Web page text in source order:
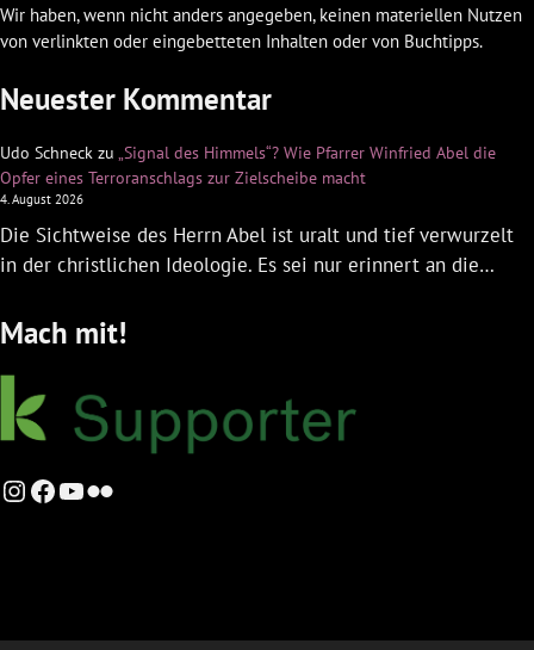
Wir haben, wenn nicht anders angegeben, keinen materiellen Nutzen
von verlinkten oder eingebetteten Inhalten oder von Buchtipps.
Neuester Kommentar
Udo Schneck zu „Signal des Himmels“? Wie Pfarrer Winfried Abel die
Opfer eines Terroranschlags zur Zielscheibe macht
4. August 2026
Die Sichtweise des Herrn Abel ist uralt und tief verwurzelt
in der christlichen Ideologie. Es sei nur erinnert an die…
Mach mit!
Instagram
Facebook
YouTube
Flickr